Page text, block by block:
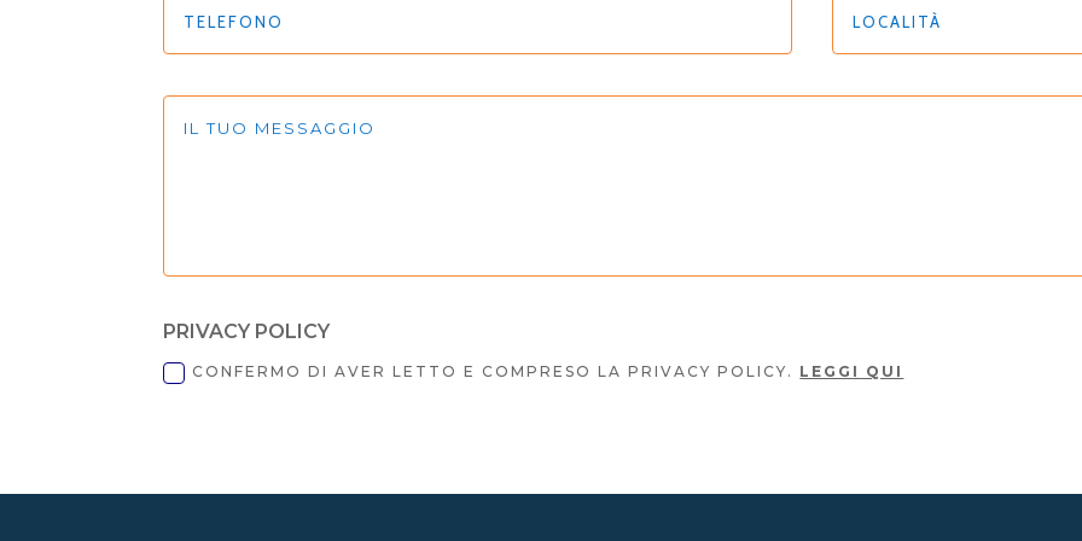
PRIVACY POLICY
CONFERMO DI AVER LETTO E COMPRESO LA PRIVACY POLICY. LEGGI QUI